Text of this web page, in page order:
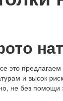
это
и высок
не без помощи